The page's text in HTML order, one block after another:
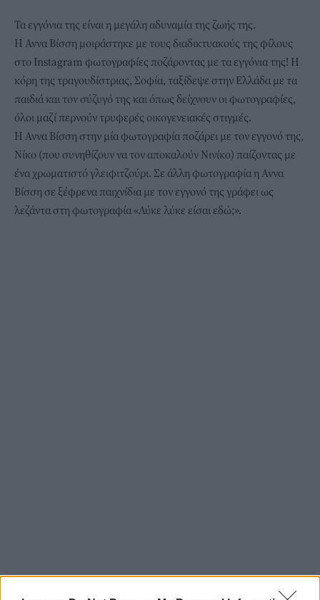
Τα εγγόνια της είναι η μεγάλη αδυναμία της ζωής της.
Η Αννα Βίσση μοιράστηκε με τους διαδικτυακούς της φίλους
στο Instagram φωτογραφίες ποζάροντας με τα εγγόνια της! Η
κόρη της τραγουδίστριας, Σοφία, ταξίδεψε στην Ελλάδα με τα
παιδιά και τον σύζυγό της και όπως δείχνουν οι φωτογραφίες,
όλοι μαζί περνούν τρυφερές οικογενειακές στιγμές.
Η Αννα Βίσση στην μία φωτογραφία ποζάρει με τον εγγονό της,
Νίκο (που συνηθίζουν να τον αποκαλούν Νινίκο) παίζοντας με
ένα χρωματιστό γλειφιτζούρι. Σε άλλη φωτογραφία η Αννα
Βίσση σε ξέφρενα παιχνίδια με τον εγγονό της γράφει ως
λεζάντα στη φωτογραφία «Λύκε λύκε είσαι εδώ;».